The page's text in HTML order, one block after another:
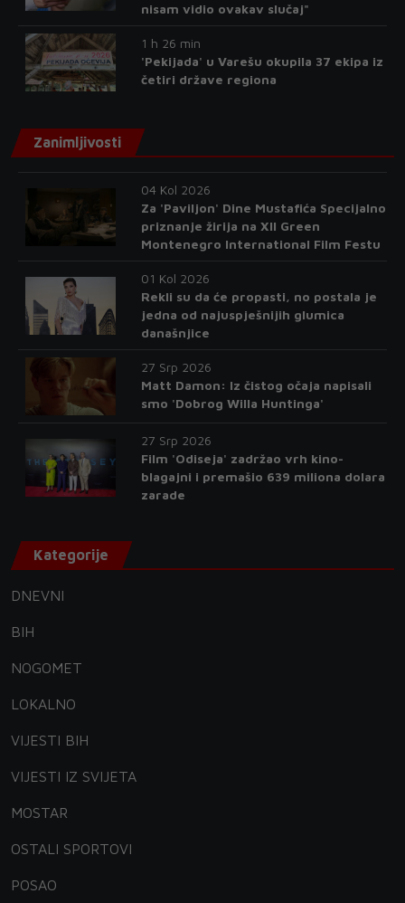
nisam vidio ovakav slučaj"
1 h 26 min
'Pekijada' u Varešu okupila 37 ekipa iz
četiri države regiona
Zanimljivosti
04 Kol 2026
Za 'Paviljon' Dine Mustafića Specijalno
priznanje žirija na XII Green
Montenegro International Film Festu
01 Kol 2026
Rekli su da će propasti, no postala je
jedna od najuspješnijih glumica
današnjice
27 Srp 2026
Matt Damon: Iz čistog očaja napisali
smo 'Dobrog Willa Huntinga'
27 Srp 2026
Film 'Odiseja' zadržao vrh kino-
blagajni i premašio 639 miliona dolara
zarade
Kategorije
DNEVNI
BIH
NOGOMET
LOKALNO
VIJESTI BIH
VIJESTI IZ SVIJETA
MOSTAR
OSTALI SPORTOVI
POSAO